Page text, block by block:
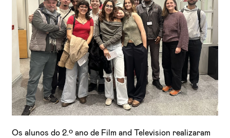
Motivo
Mensagem
Os alunos do 2.º ano de Film and Television realizaram